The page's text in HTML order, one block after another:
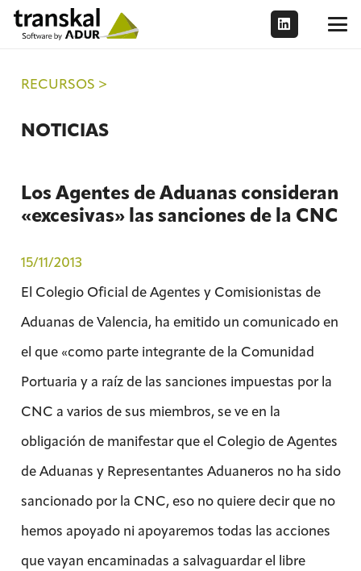
RECURSOS >
NOTICIAS
Los Agentes de Aduanas consideran
«excesivas» las sanciones de la CNC
15/11/2013
El Colegio Oficial de Agentes y Comisionistas de
Aduanas de Valencia, ha emitido un comunicado en
el que «como parte integrante de la Comunidad
Portuaria y a raíz de las sanciones impuestas por la
CNC a varios de sus miembros, se ve en la
obligación de manifestar que el Colegio de Agentes
de Aduanas y Representantes Aduaneros no ha sido
sancionado por la CNC, eso no quiere decir que no
hemos apoyado ni apoyaremos todas las acciones
que vayan encaminadas a salvaguardar el libre